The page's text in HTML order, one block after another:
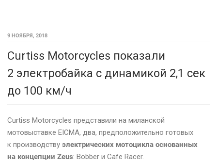
9 НОЯБРЯ, 2018
Curtiss Motorcycles показали
2 электробайка с динамикой 2,1 сек
до 100 км/ч
Curtiss Motorcycles представили на миланской
мотовыставке EICMA, два, предположительно готовых
к производству электрических мотоцикла основанных
на концепции Zeus: Bobber и Cafe Racer.